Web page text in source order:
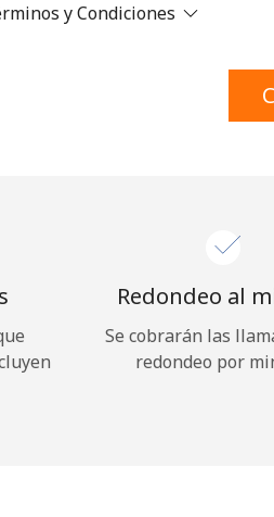
Mantente
y Condiciones
Redondeo al
Se cobrarán las
redondeo por